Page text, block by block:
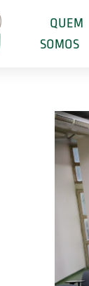
QUEM
SOMOS